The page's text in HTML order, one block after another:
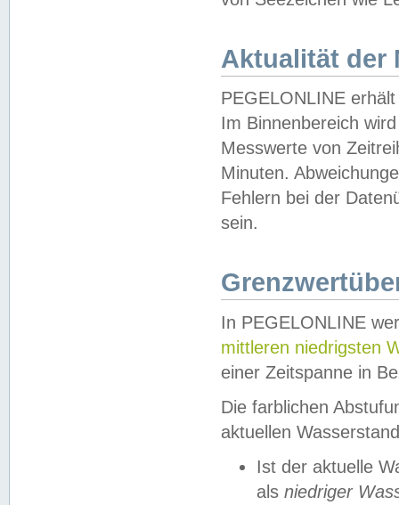
Aktualität der
PEGELONLINE
Im Binnenbereich
Messwerte von
Minuten.
Fehlern bei der
sein.
In PEGELONLINE
mittleren niedrigsten
einer Zeitspanne in
Die farblichen
aktuellen
Ist der aktuelle
als niedriger